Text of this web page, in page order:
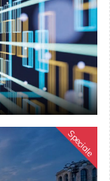
Speciale